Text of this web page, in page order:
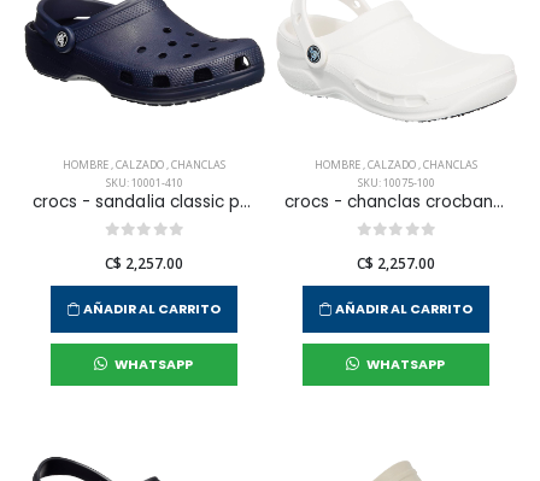
HOMBRE,CALZADO,CHANCLAS
SKU: 10001-410
crocs - sandalia classic para hombre
C$ 2,257.00
AÑADIR AL CARRITO
WHATSAPP
HOMBRE,CALZADO,CHANCLAS
SKU: 10075-100
crocs - chanclas crocband para hombre
C$ 2,257.00
AÑADIR AL CARRITO
WHATSAPP